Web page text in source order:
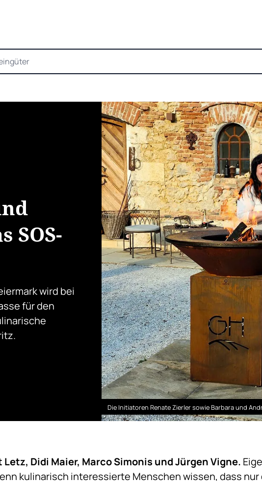
SOS-
wird bei
für den
Die Initiatoren Renate Zierler sowie Barbara und
Letz, Didi Maier, Marco Simonis und Jürgen Vigne.
kulinarisch interessierte Menschen wissen, dass